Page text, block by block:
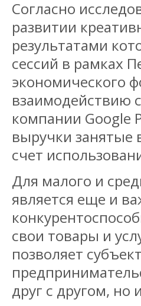
Согласно
развитии
результатами
сессий в рамках
экономического
взаимодействию
компании Google
выручки занятые
счет
Для малого и
является еще и
свои товары и
позволяет
друг с другом,